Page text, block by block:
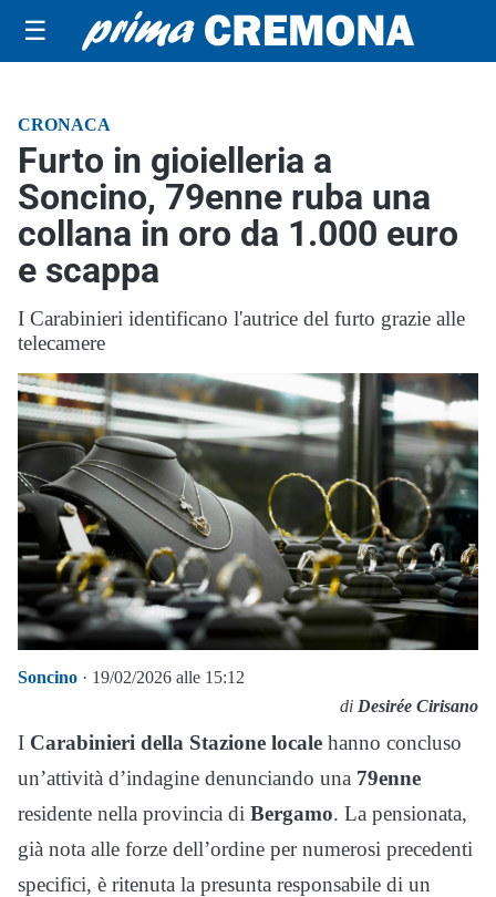
☰
CRONACA
Furto in gioielleria a
Soncino, 79enne ruba una
collana in oro da 1.000 euro
e scappa
I Carabinieri identificano l'autrice del furto grazie alle
telecamere
Soncino · 19/02/2026 alle 15:12
di Desirée Cirisano
I Carabinieri della Stazione locale hanno concluso
un’attività d’indagine denunciando una 79enne
residente nella provincia di Bergamo. La pensionata,
già nota alle forze dell’ordine per numerosi precedenti
specifici, è ritenuta la presunta responsabile di un